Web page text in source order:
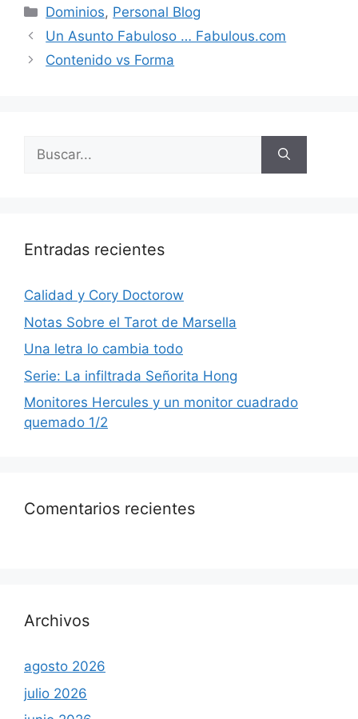
Categorías
Dominios, Personal Blog
Un Asunto Fabuloso … Fabulous.com
Contenido vs Forma
Buscar:
Entradas recientes
Calidad y Cory Doctorow
Notas Sobre el Tarot de Marsella
Una letra lo cambia todo
Serie: La infiltrada Señorita Hong
Monitores Hercules y un monitor cuadrado
quemado 1/2
Comentarios recientes
Archivos
agosto 2026
julio 2026